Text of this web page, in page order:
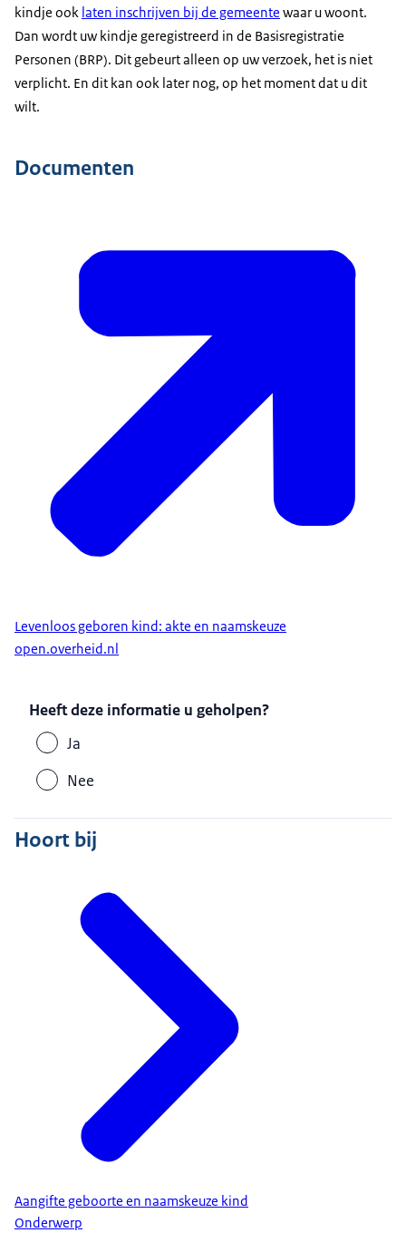
kindje ook laten inschrijven bij de gemeente waar u woont.
Dan wordt uw kindje geregistreerd in de Basisregistratie
Personen (BRP). Dit gebeurt alleen op uw verzoek, het is niet
verplicht. En dit kan ook later nog, op het moment dat u dit
wilt.
Documenten
Levenloos geboren kind: akte en naamskeuze
open.overheid.nl
Heeft deze informatie u geholpen?
Ja
Nee
Hoort bij
Aangifte geboorte en naamskeuze kind
Onderwerp